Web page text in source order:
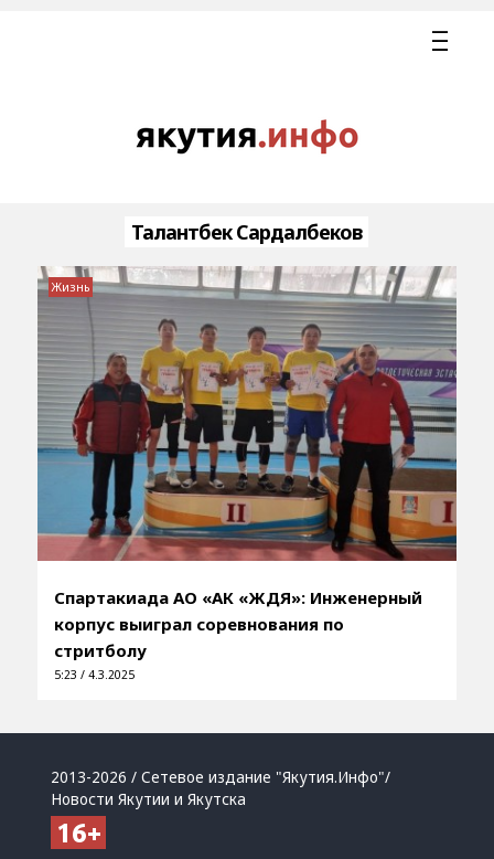
Талантбек Сардалбеков
Спартакиада АО «АК «ЖДЯ»: Инженерный
корпус выиграл соревнования по
стритболу
5:23 / 4.3.2025
Жизнь
2013-2026 / Сетевое издание "Якутия.Инфо"/
Новости Якутии и Якутска